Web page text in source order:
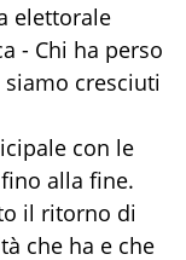
elettorale
- Chi ha perso
cresciuti
con le
alla fine.
il ritorno di
che ha e che